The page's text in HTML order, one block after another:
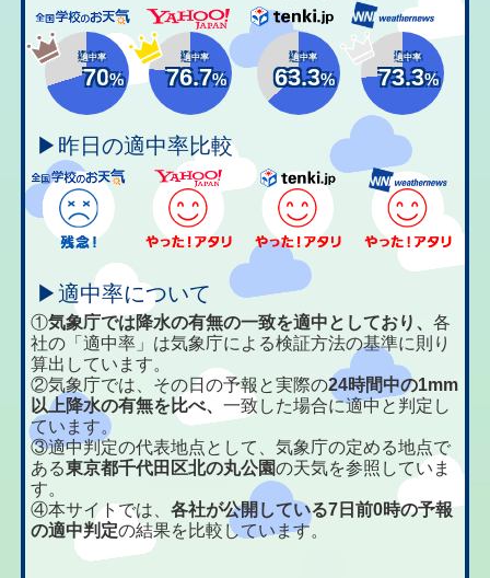
適中率
70%
適中率
76.7%
適中率
63.3%
適中率
73.3%
▶昨日の適中率比較
▶適中率について
①気象庁では降水の有無の一致を適中としており、各
社の「適中率」は気象庁による検証方法の基準に則り
算出しています。
②気象庁では、その日の予報と実際の24時間中の1mm
以上降水の有無を比べ、一致した場合に適中と判定し
ています。
③適中判定の代表地点として、気象庁の定める地点で
ある東京都千代田区北の丸公園の天気を参照していま
す。
④本サイトでは、各社が公開している7日前0時の予報
の適中判定の結果を比較しています。